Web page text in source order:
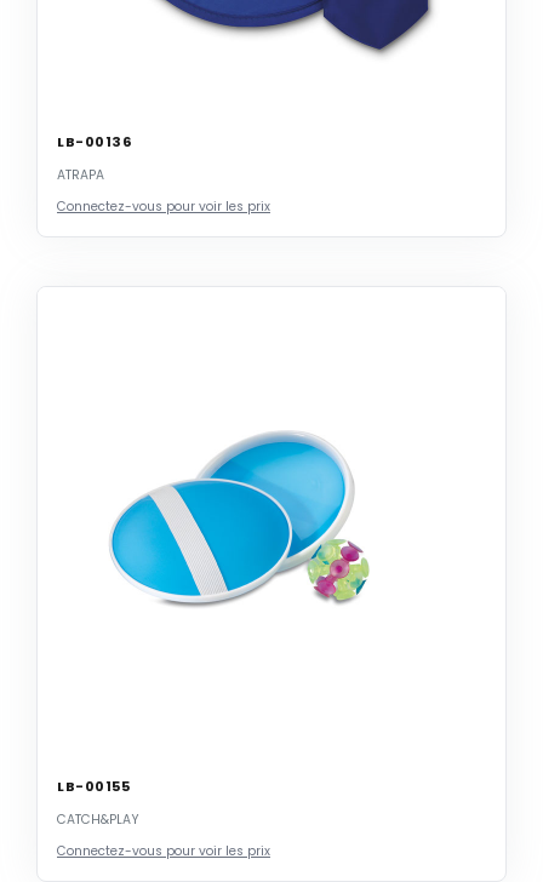
LB-00136
ATRAPA
Connectez-vous pour voir les prix
LB-00155
CATCH&PLAY
Connectez-vous pour voir les prix